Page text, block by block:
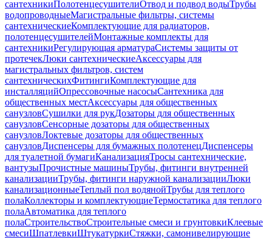
сантехникиПолотенцесушителиОтвод и подвод водыТрубы
водопроводныеМагистральные фильтры, системы
сантехническиеКомплектующие для радиаторов,
полотенцесушителейМонтажные комплекты для
сантехникиРегулирующая арматураСистемы защиты от
протечекЛюки сантехническиеАксессуары для
магистральных фильтров, систем
сантехническихФитингиКомплектующие для
инсталляцийОпрессовочные насосыСантехника для
общественных местАксессуары для общественных
санузловСушилки для рукДозаторы для общественных
санузловСенсорные дозаторы для общественных
санузловЛоктевые дозаторы для общественных
санузловДиспенсеры для бумажных полотенецДиспенсеры
для туалетной бумагиКанализацияТросы сантехнические,
вантузыПрочистные машиныТрубы, фитинги внутренней
канализацииТрубы, фитинги наружной канализацииЛюки
канализационныеТеплый пол водянойТрубы для теплого
полаКоллекторы и комплектующиеТермостатика для теплого
полаАвтоматика для теплого
полаСтроительствоСтроительные смеси и грунтовкиКлеевые
смесиШпатлевкиШтукатуркиСтяжки, самонивелирующие